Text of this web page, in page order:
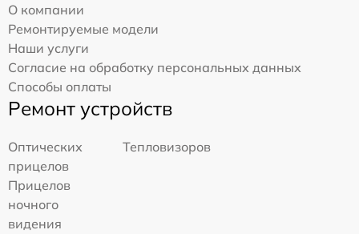
О компании
Ремонтируемые модели
Наши услуги
Согласие на обработку персональных данных
Способы оплаты
Ремонт устройств
Оптических
прицелов
Тепловизоров
Прицелов
ночного
видения